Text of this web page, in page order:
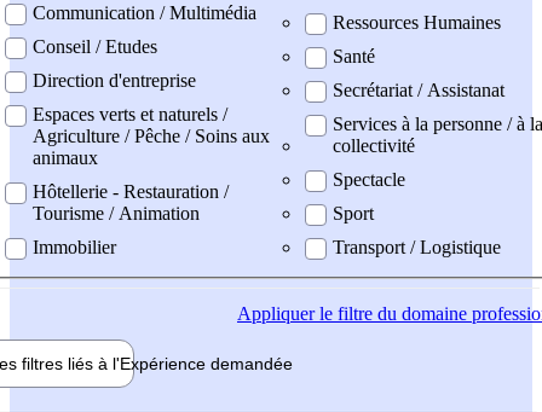
Communication / Multimédia
Conseil / Etudes
Direction d'entreprise
Espaces verts et naturels /
Agriculture / Pêche / Soins aux
animaux
Hôtellerie - Restauration /
Tourisme / Animation
Immobilier
Ressources Humaines
Santé
Secrétariat / Assistanat
Services à la personne / à la
collectivité
Spectacle
Sport
Transport / Logistique
Appliquerle filtre du domaine
filtres liés à l'Expérience demandée